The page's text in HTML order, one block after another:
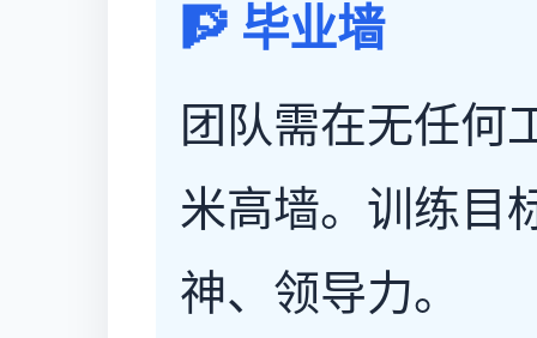
🧗 毕业墙
团队需在无任何
米高墙。训练目
神、领导力。